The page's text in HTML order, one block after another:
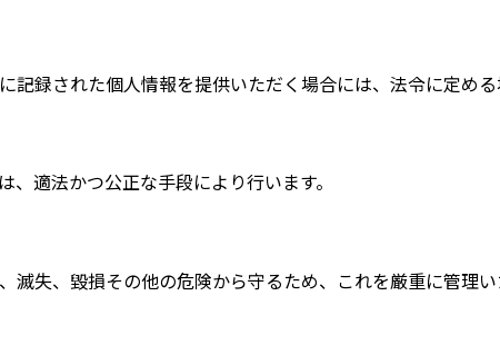
記録された個人情報を提供いただく場合には、法令に定め
適法かつ公正な手段により行います。
滅失、毀損その他の危険から守るため、これを厳重に管理